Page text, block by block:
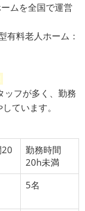
ムを全国で運営
有料老人ホーム：
ッフが多く、勤務
ています。
勤務時間
20h未満
5名